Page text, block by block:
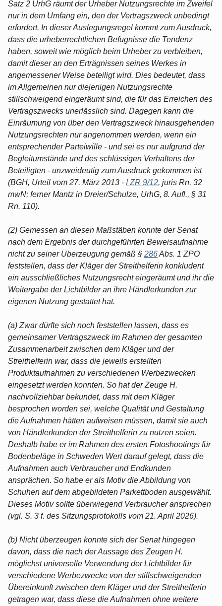
Satz 2 UrhG räumt der Urheber Nutzungsrechte im Zweifel
nur in dem Umfang ein, den der Vertragszweck unbedingt
erfordert. In dieser Auslegungsregel kommt zum Ausdruck,
dass die urheberrechtlichen Befugnisse die Tendenz
haben, soweit wie möglich beim Urheber zu verbleiben,
damit dieser an den Erträgnissen seines Werkes in
angemessener Weise beteiligt wird. Dies bedeutet, dass
im Allgemeinen nur diejenigen Nutzungsrechte
stillschweigend eingeräumt sind, die für das Erreichen des
Vertragszwecks unerlässlich sind. Dagegen kann die
Einräumung von über den Vertragszweck hinausgehenden
Nutzungsrechten nur angenommen werden, wenn ein
entsprechender Parteiwille - und sei es nur aufgrund der
Begleitumstände und des schlüssigen Verhaltens der
Beteiligten - unzweideutig zum Ausdruck gekommen ist
(BGH, Urteil vom 27. März 2013 - I ZR 9/12, juris Rn. 32
mwN; ferner Mantz in Dreier/Schulze, UrhG, 8. Aufl., § 31
Rn. 110).
(2) Gemessen an diesen Maßstäben konnte der Senat
nach dem Ergebnis der durchgeführten Beweisaufnahme
nicht zu seiner Überzeugung gemäß § 286Abs. 1 ZPO
feststellen, dass der Kläger der Streithelferin konkludent
ein ausschließliches Nutzungsrecht eingeräumt und ihr die
Weitergabe der Lichtbilder an ihre Händlerkunden zur
eigenen Nutzung gestattet hat.
(a) Zwar dürfte sich noch feststellen lassen, dass es
gemeinsamer Vertragszweck im Rahmen der gesamten
Zusammenarbeit zwischen dem Kläger und der
Streithelferin war, dass die jeweils erstellten
Produktaufnahmen zu verschiedenen Werbezwecken
eingesetzt werden konnten. So hat der Zeuge H.
nachvollziehbar bekundet, dass mit dem Kläger
besprochen worden sei, welche Qualität und Gestaltung
die Aufnahmen hätten aufweisen müssen, damit sie auch
von Händlerkunden der Streithelferin zu nutzen seien.
Deshalb habe er im Rahmen des ersten Fotoshootings für
Bodenbeläge in Schweden Wert darauf gelegt, dass die
Aufnahmen auch Verbraucher und Endkunden
ansprächen. So habe er als Motiv die Abbildung von
Schuhen auf dem abgebildeten Parkettboden ausgewählt.
Dieses Motiv sollte überwiegend Verbraucher ansprechen
(vgl. S. 3 f. des Sitzungsprotokolls vom 21. April 2026).
(b) Nicht überzeugen konnte sich der Senat hingegen
davon, dass die nach der Aussage des Zeugen H.
möglichst universelle Verwendung der Lichtbilder für
verschiedene Werbezwecke von der stillschweigenden
Übereinkunft zwischen dem Kläger und der Streithelferin
getragen war, dass diese die Aufnahmen ohne weitere